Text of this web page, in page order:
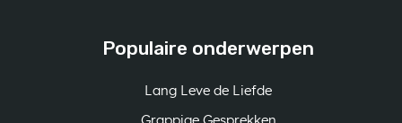
Populaire onderwerpen
Lang Leve de Liefde